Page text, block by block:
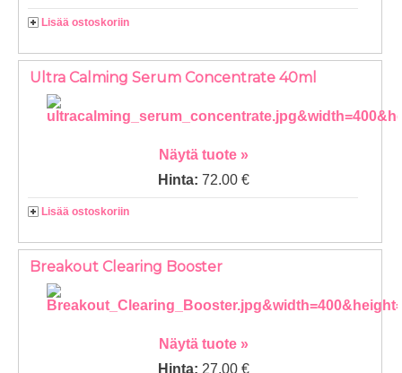
Lisää ostoskoriin
Ultra Calming Serum Concentrate 40ml
Näytä tuote »
Hinta:72.00 €
Lisää ostoskoriin
Breakout Clearing Booster
Näytä tuote »
Hinta: 27.00 €